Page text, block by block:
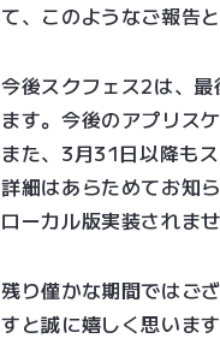
て、このようなご報告
今後スクフェス2は、
ます。今後のアプリス
また、3月31日以降も
詳細はあらためてお知
ローカル版実装されませ
残り僅かな期間ではご
すと誠に嬉しく思います